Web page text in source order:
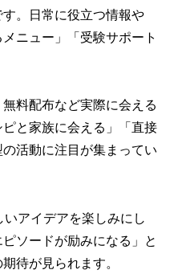
。日常に役立つ情報や
ニュー」「受験サポート
料配布など実際に会える
と家族に会える」「直接
活動に注目が集まってい
アイデアを楽しみにし
ソードが励みになる」と
待が見られます。